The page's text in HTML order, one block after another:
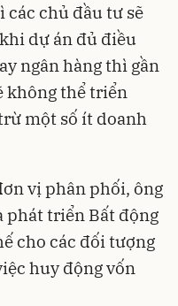
các chủ đầu tư sẽ
dự án đủ điều
ngân hàng thì gần
không thể triển
một số ít doanh
vị phân phối, ông
phát triển Bất động
cho các đối tượng
huy động vốn